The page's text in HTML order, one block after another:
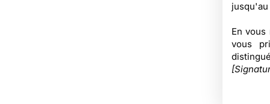
jusqu'au
En
vous